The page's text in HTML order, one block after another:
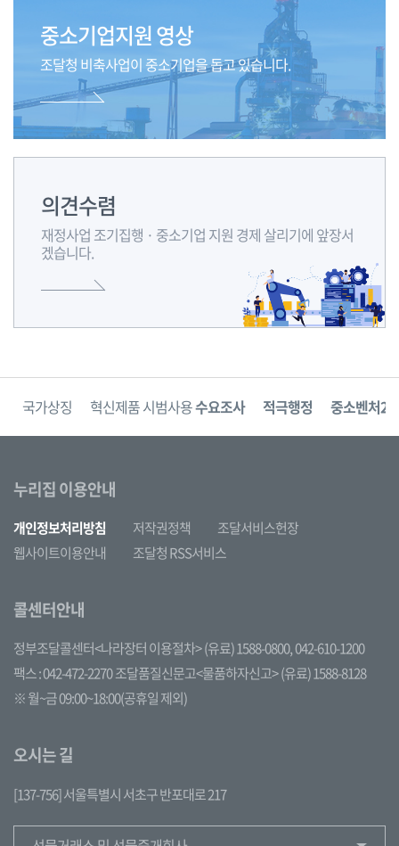
니
다.
중소기업지원 영상
조달청 비축사업이 중소기업을 돕고있습니다.
의견수렴
재정사업 조기집행 · 중소기업 지원 경제 살리기에 앞장서
겠습니다.
국가상징 혁신제품 시범사용수요조사 적극행정 중소벤처24
누리집 이용안내
개인정보처리방침 저작권정책
조달서비스헌장
웹사이트이용안내
조달청 RSS서비스
콜센터안내
정부조달콜센터<나라장터 이용절차>(유료) 1588-0800,042-610-1200
팩스 : 042-472-2270조달품질신문고<물품하자신고>(유료) 1588-8128
※ 월~금 09:00~18:00(공휴일 제외)
오시는 길
[137-756] 서울특별시 서초구 반포대로 217